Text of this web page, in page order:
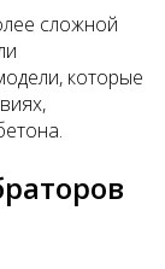
сложной
которые